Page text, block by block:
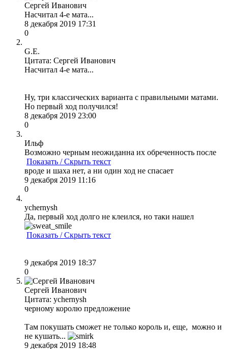
Сергей Иванович
Насчитал 4-е мата...
8 декабря 2019 17:31
0
G.E.
Цитата: Сергей Иванович
Насчитал 4-е мата...
Ну, три классических варианта с правильными матами.
Но первый ход получился!
8 декабря 2019 23:00
0
Ильф
Возможно черным неожиданна их обреченность после
Показать / Скрыть текст
вроде и шаха нет, а ни один ход не спасает
9 декабря 2019 11:16
0
ychernysh
Да, первый ход долго не клеился, но таки нашел
Показать / Скрыть текст
9 декабря 2019 18:37
0
Сергей Иванович
Цитата: ychernysh
черному королю предложение
Там покушать сможет не только король и, еще, можно и
не кушать...
9 декабря 2019 18:48